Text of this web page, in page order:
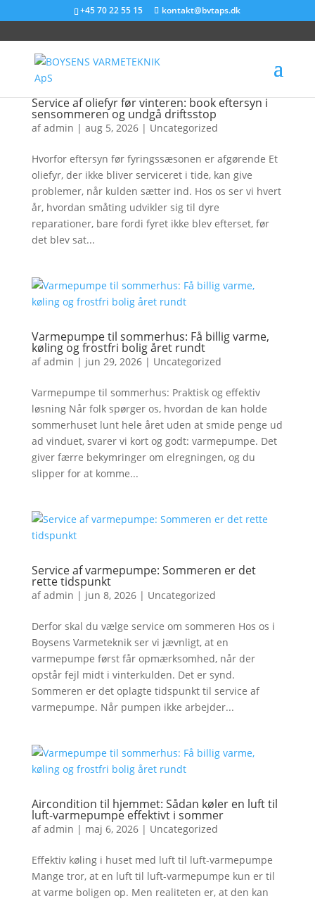
+45 70 22 55 15 kontakt@bvtaps.dk
Service af oliefyr før vinteren: book eftersyn i
sensommeren og undgå driftsstop
afadmin | aug 5, 2026| Uncategorized
Hvorfor eftersyn før fyringssæsonen er afgørende Et
oliefyr, der ikke bliver serviceret i tide, kan give
problemer, når kulden sætter ind. Hos os ser vi hvert
år, hvordan småting udvikler sig til dyre
reparationer, bare fordi fyret ikke blev efterset, før
det blev sat...
Varmepumpe til sommerhus: Få billig varme,
køling og frostfri bolig året rundt
afadmin | jun 29, 2026| Uncategorized
Varmepumpe til sommerhus: Praktisk og effektiv
løsning Når folk spørger os, hvordan de kan holde
sommerhuset lunt hele året uden at smide penge ud
ad vinduet, svarer vi kort og godt: varmepumpe. Det
giver færre bekymringer om elregningen, og du
slipper for at komme...
Service af varmepumpe: Sommeren er det
rette tidspunkt
afadmin | jun 8, 2026| Uncategorized
Derfor skal du vælge service om sommeren Hos os i
Boysens Varmeteknik ser vi jævnligt, at en
varmepumpe først får opmærksomhed, når der
opstår fejl midt i vinterkulden. Det er synd.
Sommeren er det oplagte tidspunkt til service af
varmepumpe. Når pumpen ikke arbejder...
Aircondition til hjemmet: Sådan køler en luft til
luft-varmepumpe effektivt i sommer
afadmin | maj 6, 2026| Uncategorized
Effektiv køling i huset med luft til luft-varmepumpe
Mange tror, at en luft til luft-varmepumpe kun er til
at varme boligen op. Men realiteten er, at den kan